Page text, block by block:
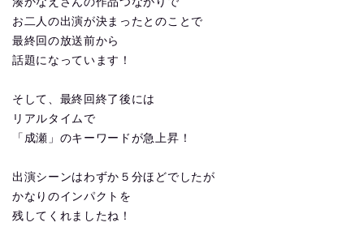
お二人の出演が決まったとのことで
最終回の放送前から
話題になっています！
そして、最終回終了後には
リアルタイムで
「成瀬」のキーワードが急上昇！
出演シーンはわずか５分ほどでしたが
かなりのインパクトを
残してくれましたね！